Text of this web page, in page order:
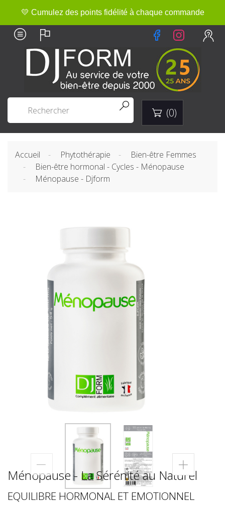
💛 Cumulez des points fidélité à chaque commande


 (0)
Accueil Phytothérapie
Bien-être Femmes
Bien-être hormonal - Cycles - Ménopause
Ménopause - Djform
Ménopause - La Sérénité au Naturel
EQUILIBRE HORMONAL ET EMOTIONNEL